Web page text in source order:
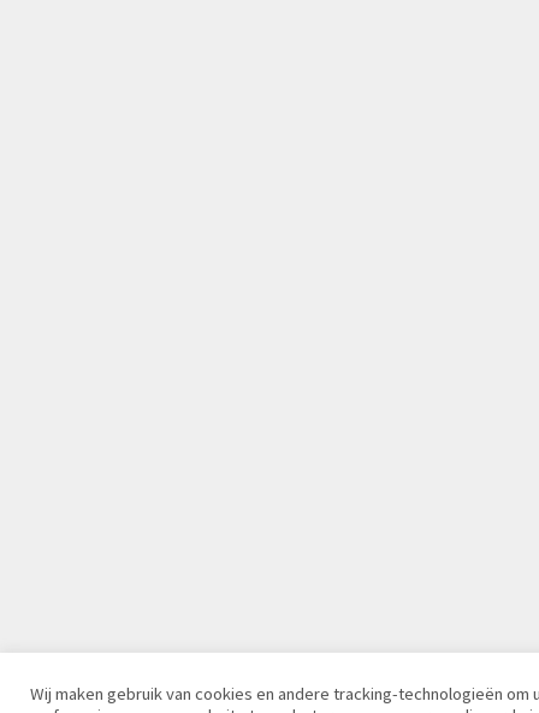
Wij maken gebruik van cookies en andere tracking-technologieën om